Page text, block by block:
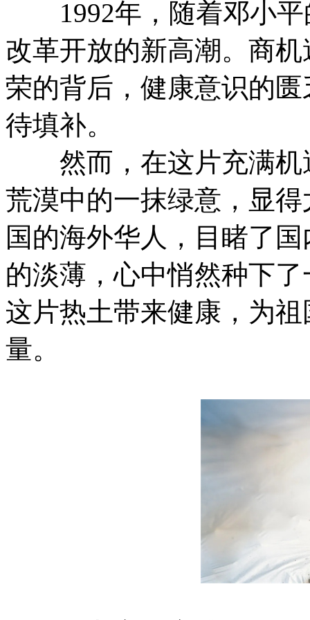
1992年，随着邓小平
改革开放的新高潮。商
荣的背后，健康意识的
待填补。
然而，在这片充满机
荒漠中的一抹绿意，显
国的海外华人，目睹了
的淡薄，心中悄然种下
这片热土带来健康，为
量。